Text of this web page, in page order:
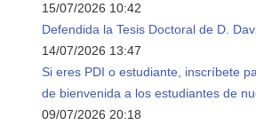
15/07/2026 10:42
Defendida la Tesis Doctoral de D.
14/07/2026 13:47
Si eres PDI o estudiante, inscríbete
de bienvenida a los estudiantes de
09/07/2026 20:18